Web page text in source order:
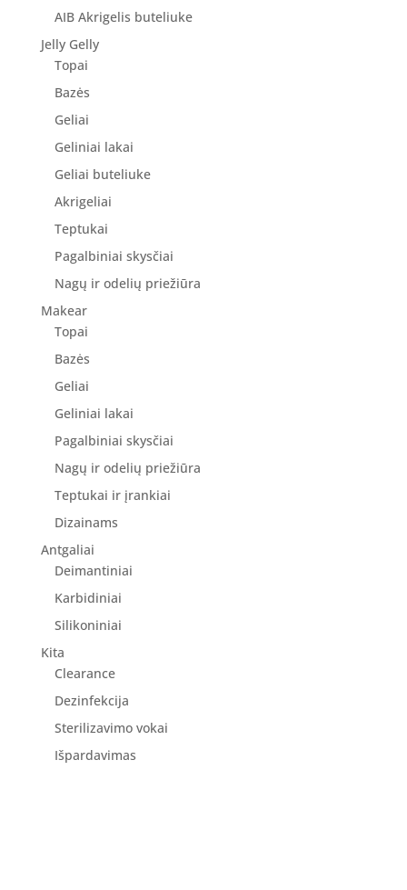
AIB Akrigelis buteliuke
Jelly Gelly
Topai
Bazės
Geliai
Geliniai lakai
Geliai buteliuke
Akrigeliai
Teptukai
Pagalbiniai skysčiai
Nagų ir odelių priežiūra
Makear
Topai
Bazės
Geliai
Geliniai lakai
Pagalbiniai skysčiai
Nagų ir odelių priežiūra
Teptukai ir įrankiai
Dizainams
Antgaliai
Deimantiniai
Karbidiniai
Silikoniniai
Kita
Clearance
Dezinfekcija
Sterilizavimo vokai
Išpardavimas